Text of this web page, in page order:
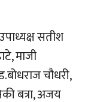
सतीश
माजी
चौधरी,
बत्रा, अजय